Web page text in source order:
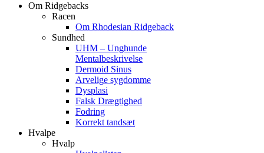
Om Ridgebacks
Racen
Om Rhodesian Ridgeback
Sundhed
UHM – Unghunde
Mentalbeskrivelse
Dermoid Sinus
Arvelige sygdomme
Dysplasi
Falsk Drægtighed
Fodring
Korrekt tandsæt
Hvalpe
Hvalp